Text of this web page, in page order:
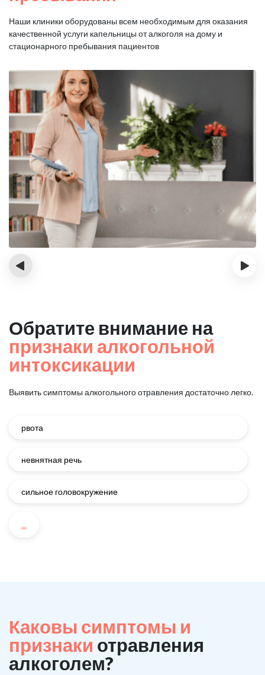
Наши клиники оборудованы всем необходимым для оказания
качественной услуги капельницы от алкоголя на дому и
стационарного пребывания пациентов
‹ ›
Обратите внимание на
признаки алкогольной
интоксикации
Выявить симптомы алкогольного отравления достаточно легко.
рвота
невнятная речь
сильное головокружение
...
Каковы симптомы и
признаки отравления
алкоголем?